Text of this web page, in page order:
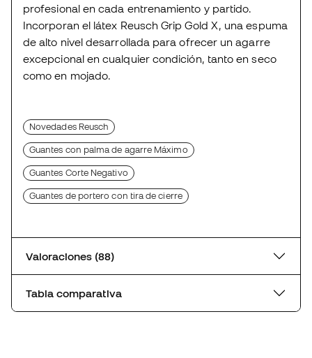
profesional en cada entrenamiento y partido.
Incorporan el látex Reusch Grip Gold X, una espuma
de alto nivel desarrollada para ofrecer un agarre
excepcional en cualquier condición, tanto en seco
como en mojado.
Novedades Reusch
Guantes con palma de agarre Máximo
Guantes Corte Negativo
Guantes de portero con tira de cierre
Valoraciones (88)
Tabla comparativa